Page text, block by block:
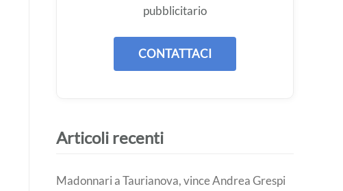
pubblicitario
CONTATTACI
Articoli recenti
Madonnari a Taurianova, vince Andrea Grespi